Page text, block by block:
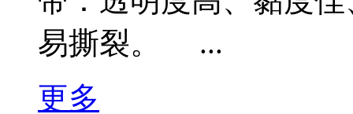
易撕裂。 ...
更多